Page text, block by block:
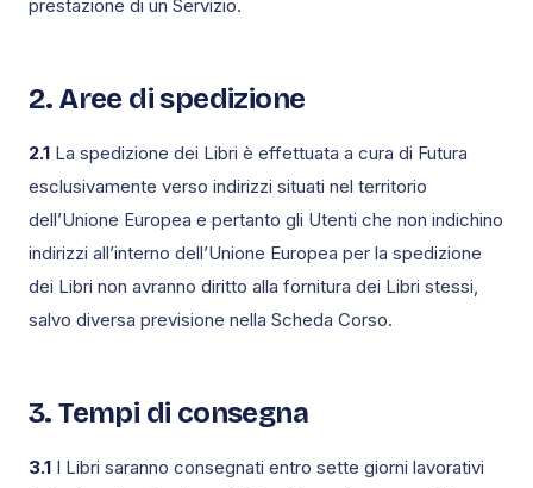
prestazione di un Servizio.
2. Aree di spedizione
2.1 La spedizione dei Libri è effettuata a cura di Futura
esclusivamente verso indirizzi situati nel territorio
dell’Unione Europea e pertanto gli Utenti che non indichino
indirizzi all’interno dell’Unione Europea per la spedizione
dei Libri non avranno diritto alla fornitura dei Libri stessi,
salvo diversa previsione nella Scheda Corso.
3. Tempi di consegna
3.1 I Libri saranno consegnati entro sette giorni lavorativi